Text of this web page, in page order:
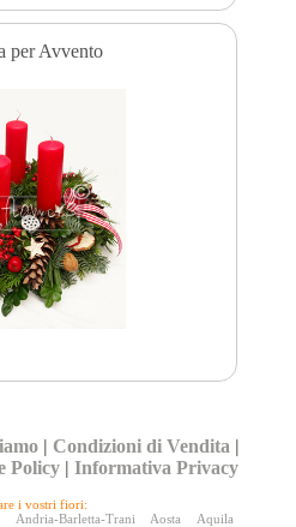
per Avvento
| Condizioni di Vendita |
Policy |Informativa Privacy
i vostri fiori:
Andria-Barletta-Trani Aosta
Aquila